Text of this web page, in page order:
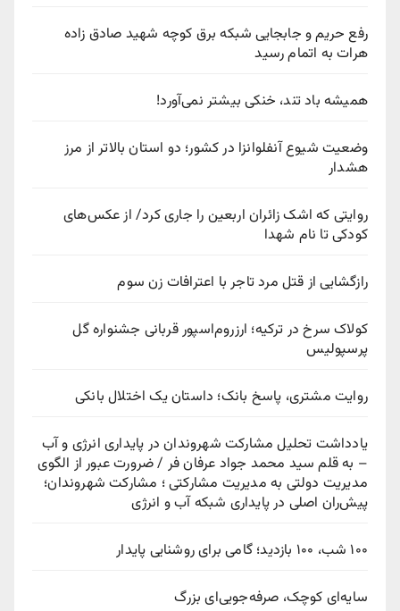
رفع حریم و جابجایی شبکه برق کوچه شهید صادق زاده
هرات به اتمام رسید
همیشه باد تند، خنکی بیشتر نمی‌آورد!
وضعیت شیوع آنفلوانزا در کشور؛ دو استان بالاتر از مرز
هشدار
روایتی که اشک زائران اربعین را جاری کرد/ از عکس‌های
کودکی تا نام شهدا
رازگشایی از قتل مرد تاجر با اعترافات زن سوم
کولاک سرخ در ترکیه؛ ارزروم‌اسپور قربانی جشنواره گل
پرسپولیس
روایت مشتری، پاسخ بانک؛ داستان یک اختلال بانکی
یادداشت تحلیل مشارکت شهروندان در پایداری انرژی و آب
– به قلم سید محمد جواد عرفان فر / ضرورت عبور از الگوی
مدیریت دولتی به مدیریت مشارکتی ؛ مشارکت شهروندان؛
پیش‌ران اصلی در پایداری شبکه آب و انرژی
۱۰۰ شب، ۱۰۰ بازدید؛ گامی برای روشنایی پایدار
سایه‌ای کوچک، صرفه‌جویی‌ای بزرگ